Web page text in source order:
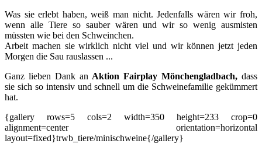
Was sie erlebt haben, weiß man nicht. Jedenfalls wären wir froh,
wenn alle Tiere so sauber wären und wir so wenig ausmisten
müssten wie bei den Schweinchen.
Arbeit machen sie wirklich nicht viel und wir können jetzt jeden
Morgen die Sau rauslassen ...
Ganz lieben Dank an Aktion Fairplay Mönchengladbach, dass
sie sich so intensiv und schnell um die Schweinefamilie gekümmert
hat.
{gallery rows=5 cols=2 width=350 height=233 crop=0
alignment=center orientation=horizontal
layout=fixed}trwb_tiere/minischweine{/gallery}